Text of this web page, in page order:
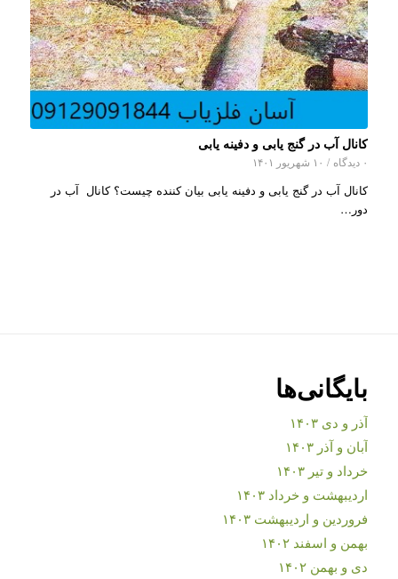
کانال آب در گنج یابی و دفینه یابی
۰ دیدگاه / ۱۰ شهریور ۱۴۰۱
کانال آب در گنج یابی و دفینه یابی بیان کننده چیست؟ کانال آب در
دور…
بایگانی‌ها
آذر و دی ۱۴۰۳
آبان و آذر ۱۴۰۳
خرداد و تیر ۱۴۰۳
اردیبهشت و خرداد ۱۴۰۳
فروردین و اردیبهشت ۱۴۰۳
بهمن و اسفند ۱۴۰۲
دی و بهمن ۱۴۰۲